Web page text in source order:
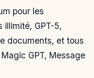
pour les
illimité, GPT-5,
documents, et tous
GPT, Message